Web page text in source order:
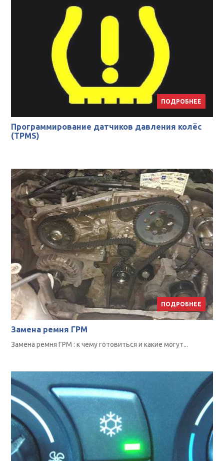
ПОДРОБНЕЕ
Программирование датчиков давления колёс
(TPMS)
ПОДРОБНЕЕ
Замена ремня ГРМ
Замена ремня ГРМ : к чему готовиться и какие могут...